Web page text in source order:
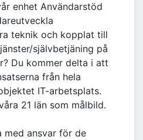
enhet Användarstöd
teknik och kopplat till
självbetjäning på
Du kommer delta i att
från hela
IT-arbetsplats.
21 län som målbild.
med ansvar för de